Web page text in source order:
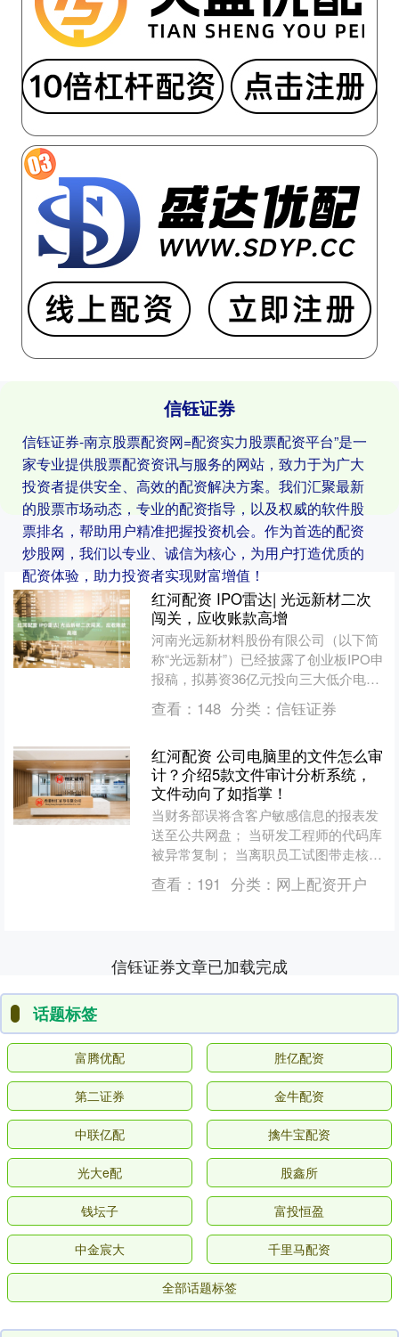
信钰证券
信钰证券-南京股票配资网=配资实力股票配资平台”是一
家专业提供股票配资资讯与服务的网站，致力于为广大
投资者提供安全、高效的配资解决方案。我们汇聚最新
的股票市场动态，专业的配资指导，以及权威的软件股
票排名，帮助用户精准把握投资机会。作为首选的配资
炒股网，我们以专业、诚信为核心，为用户打造优质的
配资体验，助力投资者实现财富增值！
红河配资 IPO雷达| 光远新材二次
闯关，应收账款高增
河南光远新材料股份有限公司（以下简
称“光远新材”）已经披露了创业板IPO申
报稿，拟募资36亿元投向三大低介电玻
纤产线及补充流动资金。这是光远新材
继2023年7月....
查看： 148 分类： 信钰证券
红河配资 公司电脑里的文件怎么审
计？介绍5款文件审计分析系统，
文件动向了如指掌！
当财务部误将含客户敏感信息的报表发
送至公共网盘； 当研发工程师的代码库
被异常复制； 当离职员工试图带走核心
文档…… 这些真实发生的数据安全事
件，正在将企业推向合....
查看： 191 分类： 网上配资开户
信钰证券文章已加载完成
话题标签
富腾优配 胜亿配资
第二证券 金牛配资
中联亿配 擒牛宝配资
光大e配 股鑫所
钱坛子 富投恒盈
中金宸大 千里马配资
全部话题标签